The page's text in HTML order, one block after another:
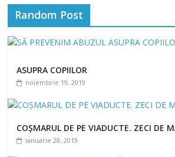
Random Post
ASUPRA COPIILOR
noiembrie 19, 2019
COȘMARUL DE PE VIADUCTE. ZECI DE
ianuarie 28, 2019